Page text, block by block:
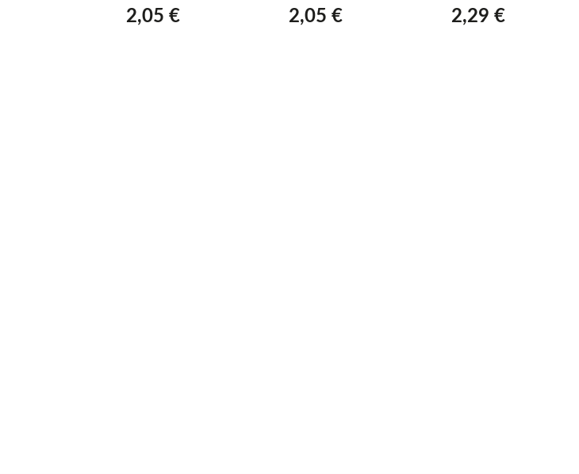
CAPPUCCINO au goût de
noisette 10 pièces
2,05 €
CAPPUCCINO à la
pistache 10 pcs
2,05 €
MOKACCINO 10 pièces
2,29 €